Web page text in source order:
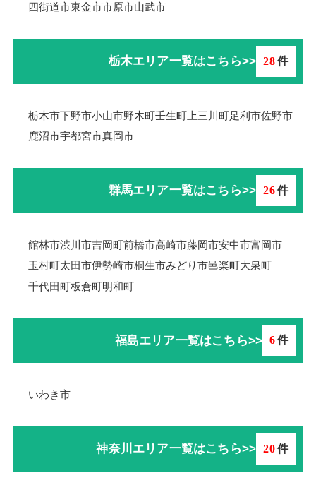
四街道市東金市市原市山武市
栃木エリア一覧はこちら>> 28件
栃木市下野市小山市野木町壬生町 上三川町足利市佐野市
鹿沼市宇都宮市真岡市
群馬エリア一覧はこちら>> 26件
館林市渋川市吉岡町前橋市高崎市藤岡市安中市富岡市
玉村町太田市伊勢崎市桐生市みどり市邑楽町大泉町
千代田町板倉町明和町
福島エリア一覧はこちら>> 6件
いわき市
神奈川エリア一覧はこちら>> 20件